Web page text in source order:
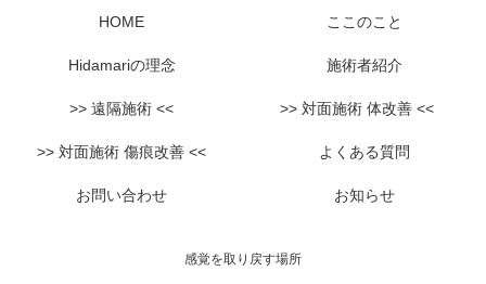
感覚を取り戻す場所
HOME ここのこと
Hidamariの理念 施術者紹介
>> 遠隔施術 << >> 対面施術 体改善 <<
>> 対面施術 傷痕改善 << よくある質問
お問い合わせ お知らせ